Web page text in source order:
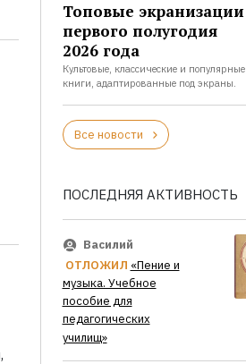
Топовые экранизации
первого полугодия
2026 года
Культовые, классические и популярные
книги, адаптированные под экраны.
Все новости
ПОСЛЕДНЯЯ АКТИВНОСТЬ
Василий
ОТЛОЖИЛ «Пение и
музыка. Учебное
пособие для
педагогических
училищ»